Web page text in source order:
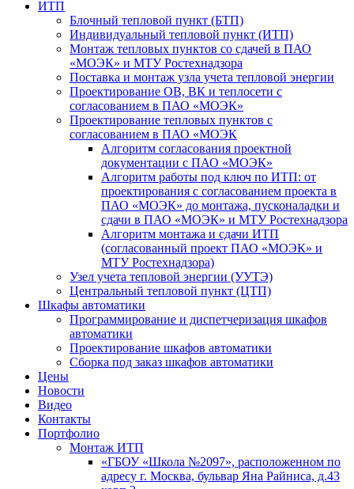
ИТП
Блочный тепловой пункт (БТП)
Индивидуальный тепловой пункт (ИТП)
Монтаж тепловых пунктов со сдачей в ПАО
«МОЭК» и МТУ Ростехнадзора
Поставка и монтаж узла учета тепловой энергии
Проектирование ОВ, ВК и теплосети с
согласованием в ПАО «МОЭК»
Проектирование тепловых пунктов с
согласованием в ПАО «МОЭК
Алгоритм согласования проектной
документации с ПАО «МОЭК»
Алгоритм работы под ключ по ИТП: от
проектирования с согласованием проекта в
ПАО «МОЭК» до монтажа, пусконаладки и
сдачи в ПАО «МОЭК» и МТУ Ростехнадзора
Алгоритм монтажа и сдачи ИТП
(согласованный проект ПАО «МОЭК» и
МТУ Ростехнадзора)
Узел учета тепловой энергии (УУТЭ)
Центральный тепловой пункт (ЦТП)
Шкафы автоматики
Программирование и диспетчеризация шкафов
автоматики
Проектирование шкафов автоматики
Сборка под заказ шкафов автоматики
Цены
Новости
Видео
Контакты
Портфолио
Монтаж ИТП
«ГБОУ «Школа №2097», расположенном по
адресу г. Москва, бульвар Яна Райниса, д.43